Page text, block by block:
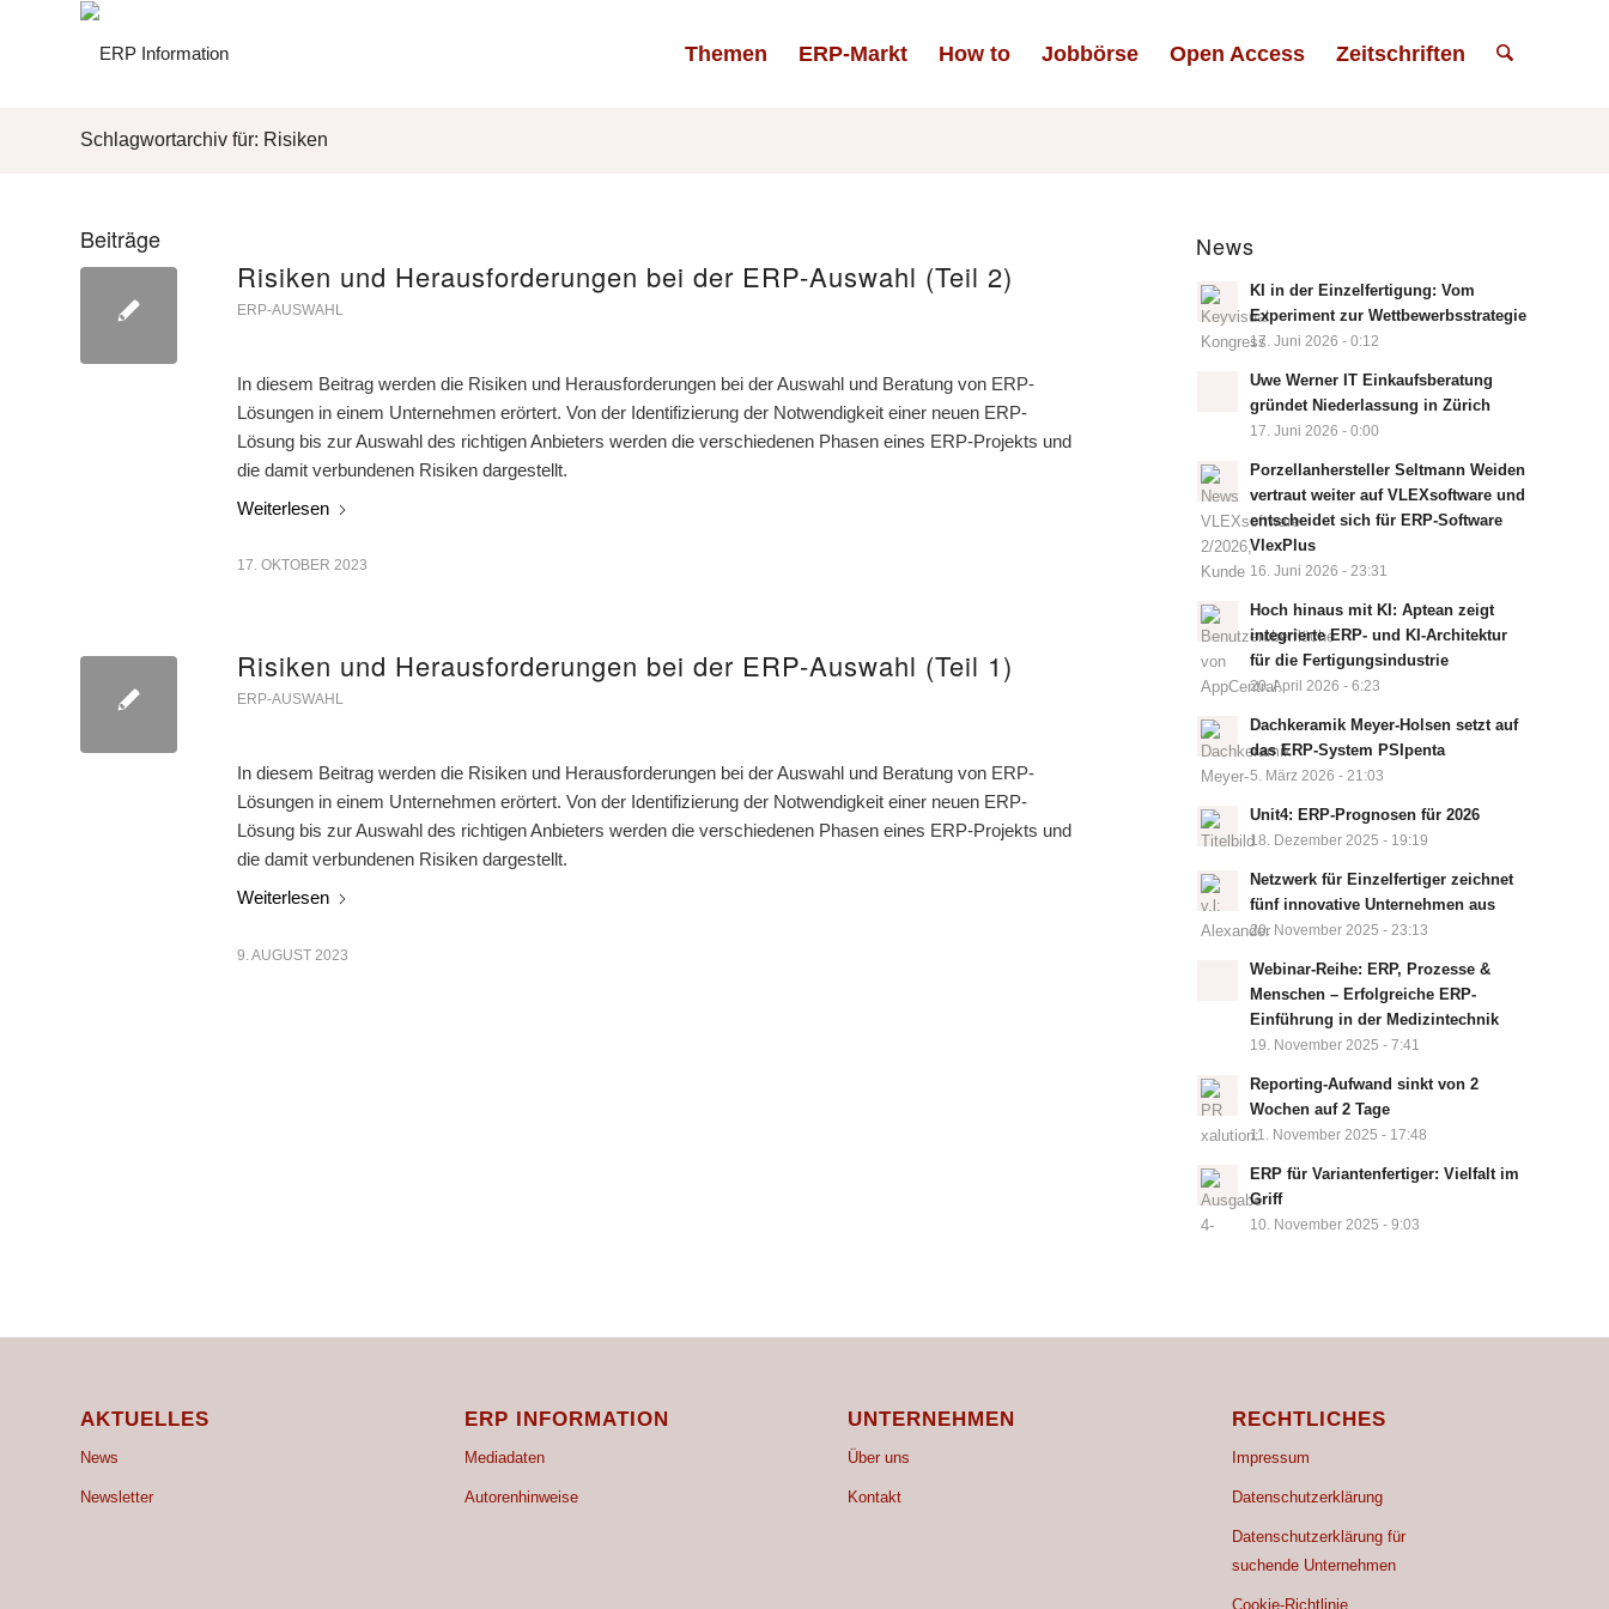
Themen ERP-Markt How to Jobbörse Open Access Zeitschriften
Schlagwortarchiv für: Risiken
Beiträge
Risiken und Herausforderungen bei der ERP-Auswahl (Teil 2)
ERP-AUSWAHL
In diesem Beitrag werden die Risiken und Herausforderungen bei der Auswahl und Beratung von ERP-
Lösungen in einem Unternehmen erörtert. Von der Identifizierung der Notwendigkeit einer neuen ERP-
Lösung bis zur Auswahl des richtigen Anbieters werden die verschiedenen Phasen eines ERP-Projekts und
die damit verbundenen Risiken dargestellt.
Weiterlesen
17. OKTOBER 2023
Risiken und Herausforderungen bei der ERP-Auswahl (Teil 1)
ERP-AUSWAHL
In diesem Beitrag werden die Risiken und Herausforderungen bei der Auswahl und Beratung von ERP-
Lösungen in einem Unternehmen erörtert. Von der Identifizierung der Notwendigkeit einer neuen ERP-
Lösung bis zur Auswahl des richtigen Anbieters werden die verschiedenen Phasen eines ERP-Projekts und
die damit verbundenen Risiken dargestellt.
Weiterlesen
9. AUGUST 2023
News
KI in der Einzelfertigung: Vom
Experiment zur Wettbewerbsstrategie
17. Juni 2026 - 0:12
Uwe Werner IT Einkaufsberatung
gründet Niederlassung in Zürich
17. Juni 2026 - 0:00
Porzellanhersteller Seltmann Weiden
vertraut weiter auf VLEXsoftware und
entscheidet sich für ERP-Software
VlexPlus
16. Juni 2026 - 23:31
Hoch hinaus mit KI: Aptean zeigt
integrierte ERP- und KI-Architektur
für die Fertigungsindustrie
20. April 2026 - 6:23
Dachkeramik Meyer-Holsen setzt auf
das ERP-System PSIpenta
5. März 2026 - 21:03
Unit4: ERP-Prognosen für 2026
18. Dezember 2025 - 19:19
Netzwerk für Einzelfertiger zeichnet
fünf innovative Unternehmen aus
20. November 2025 - 23:13
Webinar-Reihe: ERP, Prozesse &
Menschen – Erfolgreiche ERP-
Einführung in der Medizintechnik
19. November 2025 - 7:41
Reporting-Aufwand sinkt von 2
Wochen auf 2 Tage
11. November 2025 - 17:48
ERP für Variantenfertiger: Vielfalt im
Griff
10. November 2025 - 9:03
AKTUELLES
News
Newsletter
ERP INFORMATION
Mediadaten
Autorenhinweise
UNTERNEHMEN
Über uns
Kontakt
RECHTLICHES
Impressum
Datenschutzerklärung
Datenschutzerklärung für
suchende Unternehmen
Cookie-Richtlinie